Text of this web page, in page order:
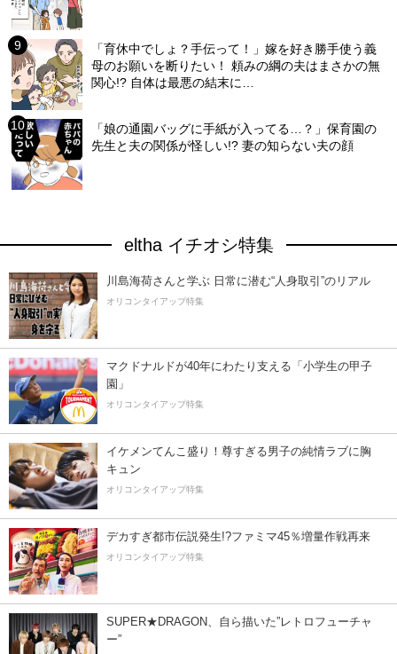
「育休中でしょ？手伝って！」嫁を好き勝手使う義
母のお願いを断りたい！ 頼みの綱の夫はまさかの無
関心!? 自体は最悪の結末に…
「娘の通園バッグに手紙が入ってる…？」保育園の
先生と夫の関係が怪しい!? 妻の知らない夫の顔
eltha イチオシ特集
川島海荷さんと学ぶ 日常に潜む“人身取引”のリアル
オリコンタイアップ特集
マクドナルドが40年にわたり支える「小学生の甲子
園」
オリコンタイアップ特集
イケメンてんこ盛り！尊すぎる男子の純情ラブに胸
キュン
オリコンタイアップ特集
デカすぎ都市伝説発生!?ファミマ45％増量作戦再来
オリコンタイアップ特集
SUPER★DRAGON、自ら描いた”レトロフューチャ
ー”